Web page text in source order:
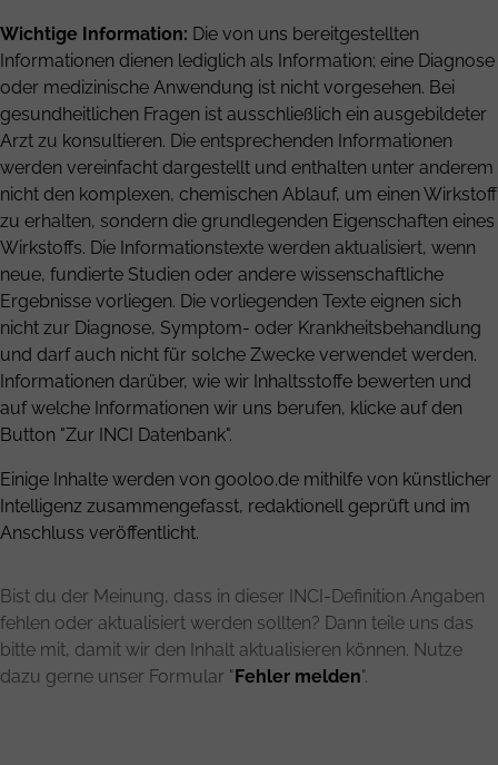
Wichtige Information: Die von uns bereitgestellten
Informationen dienen lediglich als Information; eine Diagnose
oder medizinische Anwendung ist nicht vorgesehen. Bei
gesundheitlichen Fragen ist ausschließlich ein ausgebildeter
Arzt zu konsultieren. Die entsprechenden Informationen
werden vereinfacht dargestellt und enthalten unter anderem
nicht den komplexen, chemischen Ablauf, um einen Wirkstoff
zu erhalten, sondern die grundlegenden Eigenschaften eines
Wirkstoffs. Die Informationstexte werden aktualisiert, wenn
neue, fundierte Studien oder andere wissenschaftliche
Ergebnisse vorliegen. Die vorliegenden Texte eignen sich
nicht zur Diagnose, Symptom- oder Krankheitsbehandlung
und darf auch nicht für solche Zwecke verwendet werden.
Informationen darüber, wie wir Inhaltsstoffe bewerten und
auf welche Informationen wir uns berufen, klicke auf den
Button "Zur INCI Datenbank".
Einige Inhalte werden von gooloo.de mithilfe von künstlicher
Intelligenz zusammengefasst, redaktionell geprüft und im
Anschluss veröffentlicht.
Bist du der Meinung, dass in dieser INCI-Definition Angaben
fehlen oder aktualisiert werden sollten? Dann teile uns das
bitte mit, damit wir den Inhalt aktualisieren können. Nutze
dazu gerne unser Formular "Fehler melden".